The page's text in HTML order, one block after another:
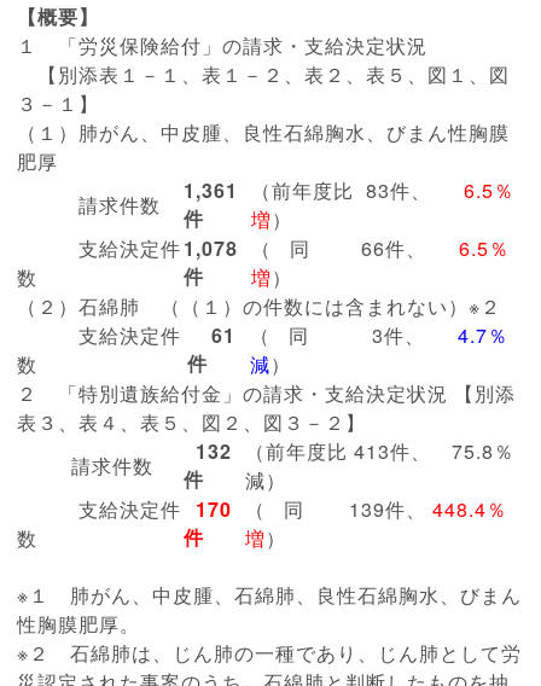
【概要】
１ 「労災保険給付」の請求・支給決定状況
【別添表１－１、表１－２、表２、表５、図１、図
３－１】
（１）肺がん、中皮腫、良性石綿胸水、びまん性胸膜
肥厚
請求件数
1,361
件
（前年度比 83件、6.5％
増）
支給決定件
数
1,078
件
（ 同 66件、6.5％
増）
（２）石綿肺 （（１）の件数には含まれない）※２
支給決定件
数
61
件
（ 同 3件、4.7％
減）
２ 「特別遺族給付金」の請求・支給決定状況 【別添
表３、表４、表５、図２、図３－２】
請求件数
132
件
（前年度比 413件、 75.8％
減）
支給決定件
数
170
件
（ 同 139件、448.4％
増）
※１ 肺がん、中皮腫、石綿肺、良性石綿胸水、びまん
性胸膜肥厚。
※２ 石綿肺は、じん肺の一種であり、じん肺として労